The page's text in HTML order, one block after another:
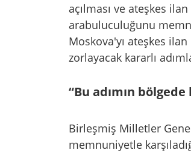
açılması ve ateşkes
arabuluculuğunu
Moskova'yı ateşkes
zorlayacak kararlı
“Bu adımın bölgede
Birleşmiş Milletler
memnuniyetle